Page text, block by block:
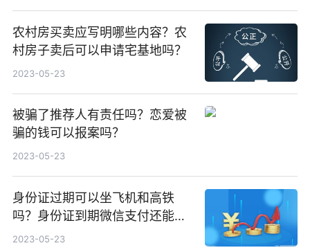
农村房买卖应写明哪些内容？农
村房子卖后可以申请宅基地吗？
2023-05-23
被骗了推荐人有责任吗？恋爱被
骗的钱可以报案吗？
2023-05-23
身份证过期可以坐飞机和高铁
吗？身份证到期微信支付还能正
常使用吗？
2023-05-23